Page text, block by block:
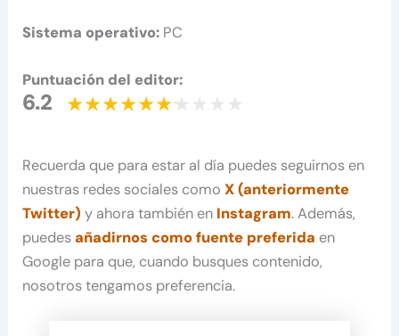
Sistema operativo: PC
Puntuación del editor:
6.2
Recuerda que para estar al día puedes seguirnos en
nuestras redes sociales comoX (anteriormente
Twitter) y ahora también en Instagram. Además,
puedesañadirnos como fuente preferida en
Google para que, cuando busques contenido,
nosotros tengamos preferencia.